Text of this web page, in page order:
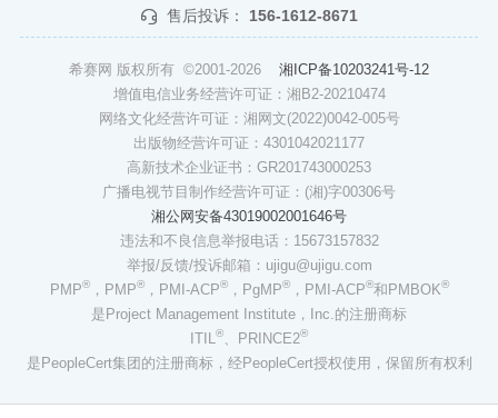
售后投诉： 156-1612-8671
希赛网 版权所有 ©2001-2026 湘ICP备10203241号-12
增值电信业务经营许可证：湘B2-20210474
网络文化经营许可证：湘网文(2022)0042-005号
出版物经营许可证：4301042021177
高新技术企业证书：GR201743000253
广播电视节目制作经营许可证：(湘)字00306号
湘公网安备43019002001646号
违法和不良信息举报电话：15673157832
举报/反馈/投诉邮箱：ujigu@ujigu.com
PMP®，PMP®，PMI-ACP®，PgMP®，PMI-ACP®和PMBOK®
是Project Management Institute，Inc.的注册商标
ITIL®、PRINCE2®
是PeopleCert集团的注册商标，经PeopleCert授权使用，保留所有权利